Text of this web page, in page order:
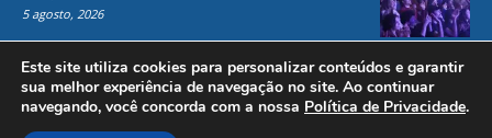
5 agosto, 2026
Todos os direitos reservados ao site Jornal Local® -by
Este site utiliza cookies para personalizar conteúdos e garantir
sua melhor experiência de navegação no site. Ao continuar
navegando, você concorda com a nossa Política de Privacidade.